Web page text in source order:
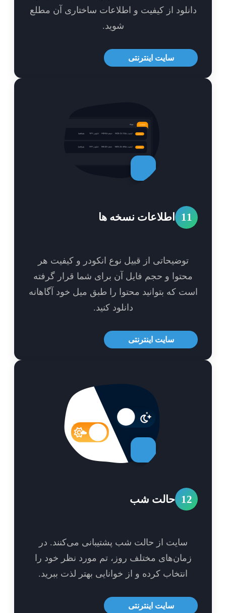
از کیفیت و اطلاعات ساختاری آن مطلع
سایت اینترنتی
اطلاعات نسخه ها
توضیحاتی از قبیل نوع انکودر و کیفیت هر
و حجم فایل آن برای شما قرار گرفته
که بتوانید محتوا را طبق میل خود آگاهانه
دانلود کنید.
سایت اینترنتی
حالت شب
سایت از حالت شب پشتیبانی می‌کنند. در
مختلف روز، تم مورد نظر خود را
انتخاب کرده و از خوانایی بهتر لذت ببرید.
سایت اینترنتی